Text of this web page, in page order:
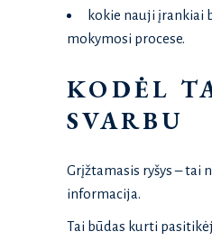
kokie nauji įrankiai
mokymosi procese.
KODĖL
SVARBU
Grįžtamasis ryšys – tai
informacija.
Tai būdas kurti